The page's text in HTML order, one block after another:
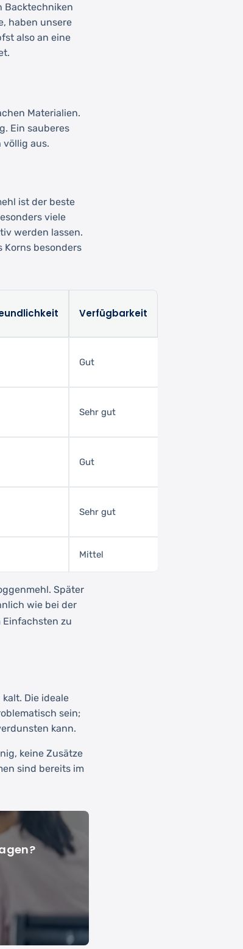
Backtechniken
haben unsere
also an eine
Materialien.
Ein sauberes
völlig aus.
ist der beste
viele
werden lassen.
Korns besonders
Verfügbarkeit
Gut
Sehr gut
Gut
Sehr gut
Mittel
Später
wie bei der
Einfachsten zu
Die ideale
sein;
kann.
keine Zusätze
sind bereits im